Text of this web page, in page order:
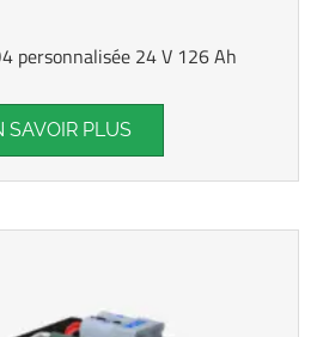
personnalisée 24 V 126 Ah
SAVOIR PLUS